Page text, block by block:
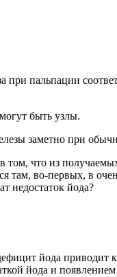
при пальпации
быть узлы.
заметно при
том, что из
там, во-первых, в
недостаток йода?
йода приводит
йода и появлением